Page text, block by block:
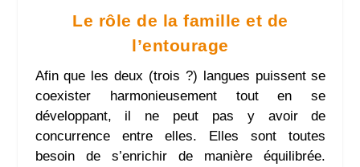
Le rôle de la famille et de
l’entourage
Afin que les deux (trois ?) langues puissent se
coexister harmonieusement tout en se
développant, il ne peut pas y avoir de
concurrence entre elles. Elles sont toutes
besoin de s’enrichir de manière équilibrée.